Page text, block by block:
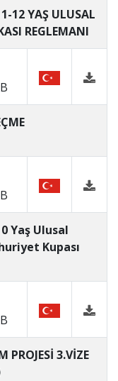
12 YAŞ ULUSAL
REGLEMANI
Yaş Ulusal
Kupası
PROJESİ 3.VİZE